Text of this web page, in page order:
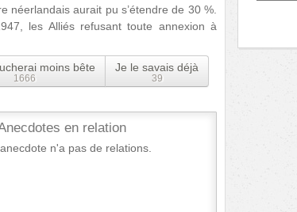
néerlandais aurait pu s’étendre de 30 %.
les Alliés refusant toute annexion à
moins bête
1666
Je le savais déjà
39
en relation
n'a pas de relations.